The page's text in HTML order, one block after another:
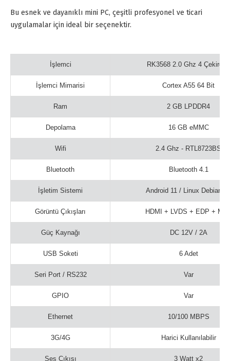
Bu esnek ve dayanıklı mini PC, çeşitli profesyonel ve ticari
uygulamalar için ideal bir seçenektir.
İşlemci RK3568 2.0 Ghz 4 Çekirdek
İşlemci Mimarisi Cortex A55 64 Bit
Ram 2 GB LPDDR4
Depolama 16 GB eMMC
Wifi 2.4 Ghz - RTL8723BS
Bluetooth Bluetooth 4.1
İşletim Sistemi Android 11 / Linux Debian
Görüntü Çıkışları HDMI + LVDS + EDP +
Güç Kaynağı DC 12V / 2A
USB Soketi 6 Adet
Seri Port / RS232 Var
GPIO Var
Ethernet 10/100 MBPS
3G/4G Harici Kullanılabilir
Ses Çıkışı 3 Watt x2